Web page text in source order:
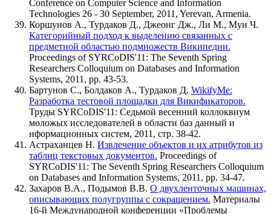
Conference on Computer Science and Information
Technologies 26 - 30 September, 2011, Yerevan, Armenia.
Коршунов А., Турдаков Д., Джеонг Дж., Ли М., Мун Ч.
Категорийный подход к выделению связанных с
предметной областью подмножеств Википедии.
Proceedings of SYRCoDIS'11: The Seventh Spring
Researchers Colloquium on Databases and Information
Systems, 2011, pp. 43-53.
Бартунов С., Болдаков А., Турдаков Д. WikifyMe:
Разработка тестовой площадки для Викификаторов.
Труды SYRCoDIS'11: Седьмой весенний коллоквиум
моложых исследователей в области баз данный и
нформационных систем, 2011, стр. 38-42.
Астраханцев Н. Извлечение объектов и их атрибутов из
таблиц текстовых документов. Proceedings of
SYRCoDIS'11: The Seventh Spring Researchers Colloquium
on Databases and Information Systems, 2011, pp. 34-47.
Захаров В.А., Подымов В.В. О двухленточных машинах,
описывающих полугруппы с сокращением. Материалы
16-й Международной конференции «Проблемы